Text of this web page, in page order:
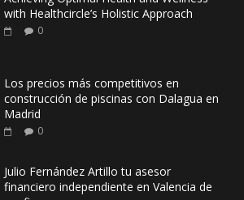
with Healthcircle’s Holistic Approach
0
Los precios más competitivos en
construcción de piscinas con Dalagua en
Madrid
0
Julio Fernández Artillo tu asesor
financiero independiente en Valencia de